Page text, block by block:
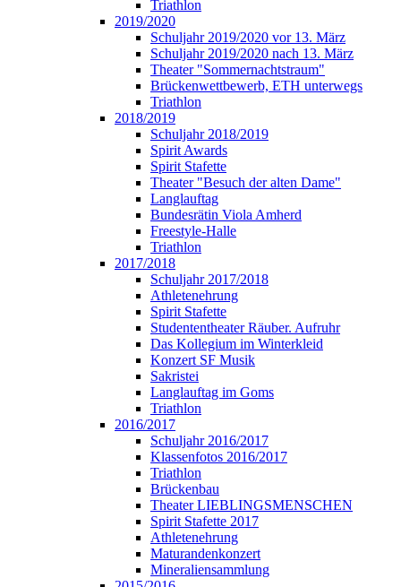
Triathlon
2019/2020
Schuljahr 2019/2020 vor 13. März
Schuljahr 2019/2020 nach 13. März
Theater "Sommernachtstraum"
Brückenwettbewerb, ETH unterwegs
Triathlon
2018/2019
Schuljahr 2018/2019
Spirit Awards
Spirit Stafette
Theater "Besuch der alten Dame"
Langlauftag
Bundesrätin Viola Amherd
Freestyle-Halle
Triathlon
2017/2018
Schuljahr 2017/2018
Athletenehrung
Spirit Stafette
Studententheater Räuber. Aufruhr
Das Kollegium im Winterkleid
Konzert SF Musik
Sakristei
Langlauftag im Goms
Triathlon
2016/2017
Schuljahr 2016/2017
Klassenfotos 2016/2017
Triathlon
Brückenbau
Theater LIEBLINGSMENSCHEN
Spirit Stafette 2017
Athletenehrung
Maturandenkonzert
Mineraliensammlung